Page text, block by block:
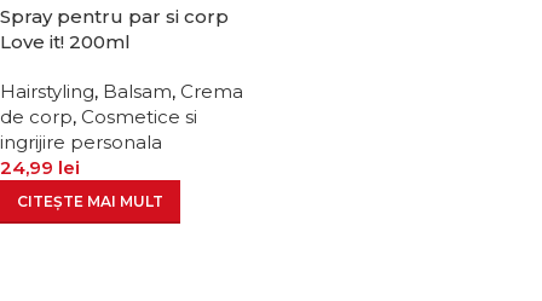
Spray pentru par si corp
Love it! 200ml
Hairstyling, Balsam, Crema
de corp, Cosmetice si
ingrijire personala
24,99 lei
CITEȘTE MAI MULT